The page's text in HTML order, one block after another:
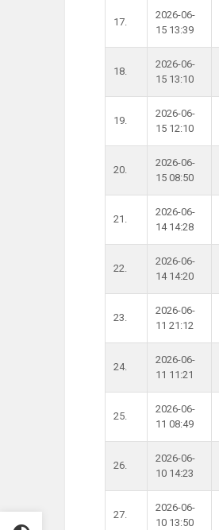
17.
2026-06-
15 13:39
18.
2026-06-
15 13:10
19.
2026-06-
15 12:10
20.
2026-06-
15 08:50
21.
2026-06-
14 14:28
22.
2026-06-
14 14:20
23.
2026-06-
11 21:12
24.
2026-06-
11 11:21
25.
2026-06-
11 08:49
26.
2026-06-
10 14:23
27.
2026-06-
10 13:50